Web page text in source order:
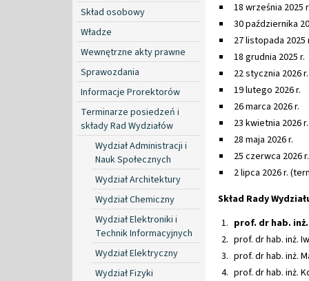
Skład osobowy
Władze
Wewnętrzne akty prawne
Sprawozdania
Informacje Prorektorów
Terminarze posiedzeń i
składy Rad Wydziałów
Wydział Administracji i
Nauk Społecznych
Wydział Architektury
Wydział Chemiczny
Wydział Elektroniki i
Technik Informacyjnych
Wydział Elektryczny
Wydział Fizyki
18 września 2025
30 października
27 listopada 2025
18 grudnia 2025 r.
22 stycznia 2026 r.
19 lutego 2026 r.
26 marca 2026 r.
23 kwietnia 2026 r.
28 maja 2026 r.
25 czerwca 2026 r.
2 lipca 2026 r.
Skład Rady
prof. dr hab.
prof. dr hab. inż.
prof. dr hab. inż.
prof. dr